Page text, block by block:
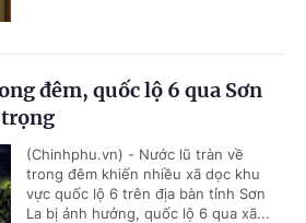
đêm, quốc lộ 6 qua Sơn
(Chinhphu.vn) - Nước lũ tràn về
trong đêm khiến nhiều xã dọc khu
vực quốc lộ 6 trên địa bàn tỉnh Sơn
La bị ảnh hưởng, quốc lộ 6 qua xã...